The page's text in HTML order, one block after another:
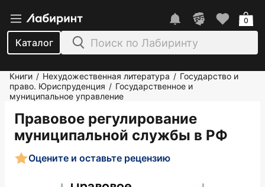
Каталог
0
Книги / Нехудожественная литература / Государство и
право. Юриспруденция / Государственное и
муниципальное управление
Правовое регулирование
муниципальной службы в РФ
Оцените и оставьте рецензию